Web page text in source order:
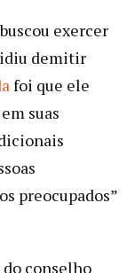
exercer
demitir
foi que ele
suas
preocupados”
conselho